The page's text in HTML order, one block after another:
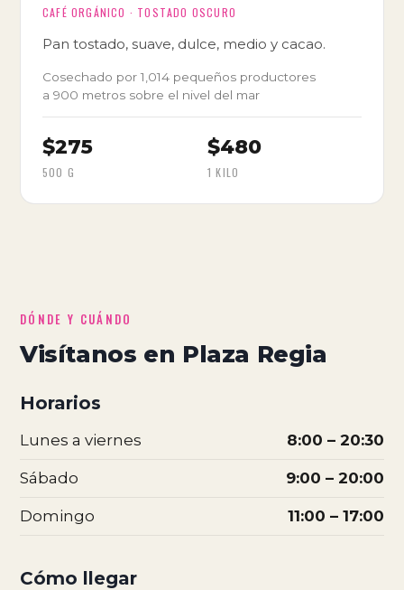
CAFÉ ORGÁNICO · TOSTADO OSCURO
Pan tostado, suave, dulce, medio y cacao.
Cosechado por 1,014 pequeños productores
a 900 metros sobre el nivel del mar
$275
500 G
$480
1 KILO
DÓNDE Y CUÁNDO
Visítanos en Plaza Regia
Horarios
Lunes a viernes 8:00 – 20:30
Sábado 9:00 – 20:00
Domingo 11:00 – 17:00
Cómo llegar